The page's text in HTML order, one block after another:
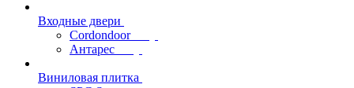
Входные двери
Cordondoor
Антарес
Виниловая плитка